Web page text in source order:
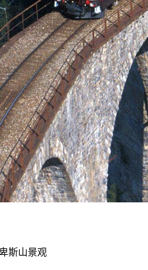
斯山景观